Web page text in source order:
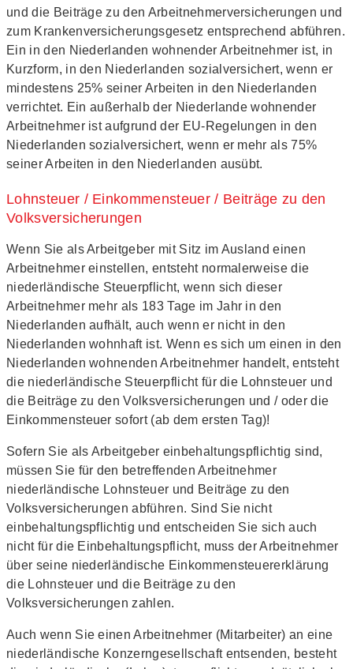
und die Beiträge zu den Arbeitnehmerversicherungen und
zum Krankenversicherungsgesetz entsprechend abführen.
Ein in den Niederlanden wohnender Arbeitnehmer ist, in
Kurzform, in den Niederlanden sozialversichert, wenn er
mindestens 25% seiner Arbeiten in den Niederlanden
verrichtet. Ein außerhalb der Niederlande wohnender
Arbeitnehmer ist aufgrund der EU-Regelungen in den
Niederlanden sozialversichert, wenn er mehr als 75%
seiner Arbeiten in den Niederlanden ausübt.
Lohnsteuer / Einkommensteuer / Beiträge zu den
Volksversicherungen
Wenn Sie als Arbeitgeber mit Sitz im Ausland einen
Arbeitnehmer einstellen, entsteht normalerweise die
niederländische Steuerpflicht, wenn sich dieser
Arbeitnehmer mehr als 183 Tage im Jahr in den
Niederlanden aufhält, auch wenn er nicht in den
Niederlanden wohnhaft ist. Wenn es sich um einen in den
Niederlanden wohnenden Arbeitnehmer handelt, entsteht
die niederländische Steuerpflicht für die Lohnsteuer und
die Beiträge zu den Volksversicherungen und / oder die
Einkommensteuer sofort (ab dem ersten Tag)!
Sofern Sie als Arbeitgeber einbehaltungspflichtig sind,
müssen Sie für den betreffenden Arbeitnehmer
niederländische Lohnsteuer und Beiträge zu den
Volksversicherungen abführen. Sind Sie nicht
einbehaltungspflichtig und entscheiden Sie sich auch
nicht für die Einbehaltungspflicht, muss der Arbeitnehmer
über seine niederländische Einkommensteuererklärung
die Lohnsteuer und die Beiträge zu den
Volksversicherungen zahlen.
Auch wenn Sie einen Arbeitnehmer (Mitarbeiter) an eine
niederländische Konzerngesellschaft entsenden, besteht